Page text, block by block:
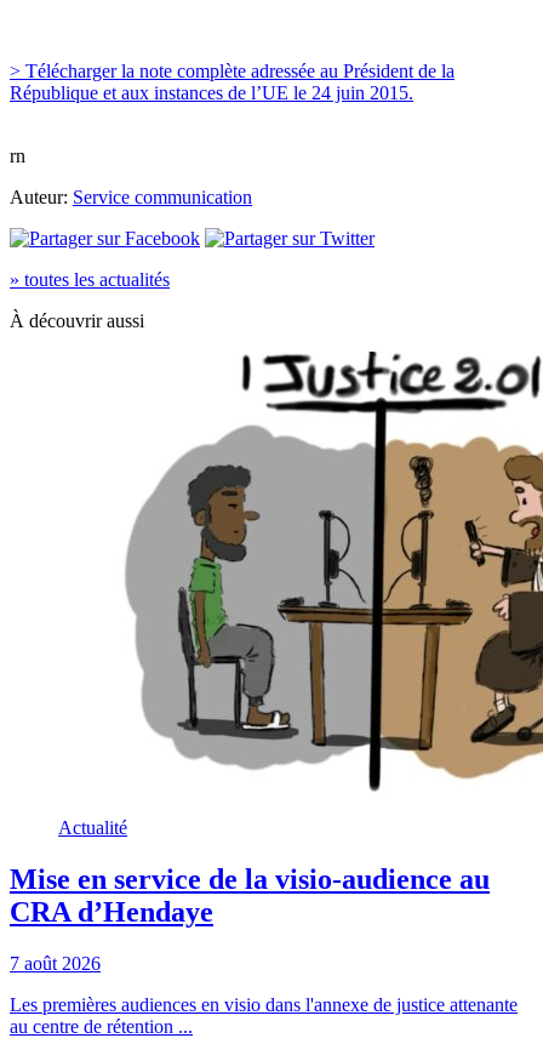
> Télécharger la note complète adressée au Président de la
République et aux instances de l’UE le 24 juin 2015.
rn
Auteur: Service communication
» toutes les actualités
À découvrir aussi
Actualité
Mise en service de la visio-audience au
CRA d’Hendaye
7 août 2026
Les premières audiences en visio dans l'annexe de justice attenante
au centre de rétention ...